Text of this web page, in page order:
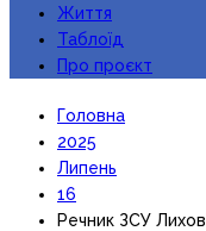
Життя
Таблоїд
Про проєкт
Головна
2025
Липень
16
Речник ЗСУ